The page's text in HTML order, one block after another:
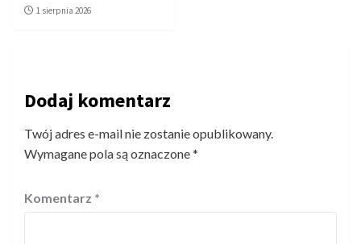
1 sierpnia 2026
Dodaj komentarz
Twój adres e-mail nie zostanie opublikowany.
Wymagane pola są oznaczone*
Komentarz *